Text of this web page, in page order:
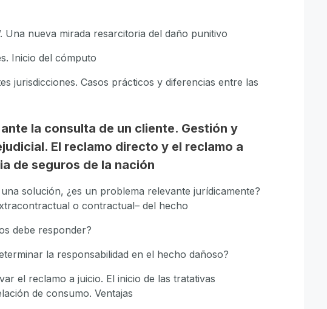
Una nueva mirada resarcitoria del daño punitivo
Inicio del cómputo
jurisdicciones. Casos prácticos y diferencias entre las
la consulta de un cliente. Gestión y
El reclamo directo y el reclamo a
de seguros de la nación
solución, ¿es un problema relevante jurídicamente?
o contractual– del hecho
debe responder?
la responsabilidad en el hecho dañoso?
el reclamo a juicio. El inicio de las tratativas
de consumo. Ventajas